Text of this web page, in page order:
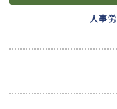
人事